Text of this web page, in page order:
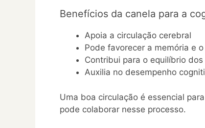
Benefícios da canela para a
Apoia a circulação cerebral
Pode favorecer a memória e
Contribui para o equilíbrio
Auxilia no desempenho
Uma boa circulação é essencial
pode colaborar nesse processo.